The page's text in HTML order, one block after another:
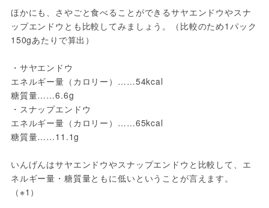
ほかにも、さやごと食べることができるサヤエンドウやスナ
ップエンドウとも比較してみましょう。（比較のため1パック
150gあたりで算出）
・サヤエンドウ
エネルギー量（カロリー）……54kcal
糖質量……6.6g
・スナップエンドウ
エネルギー量（カロリー）……65kcal
糖質量……11.1g
いんげんはサヤエンドウやスナップエンドウと比較して、エ
ネルギー量・糖質量ともに低いということが言えます。
（※1）